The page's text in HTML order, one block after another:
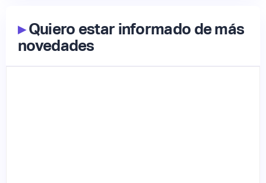
▸Quiero estar informado de más
novedades